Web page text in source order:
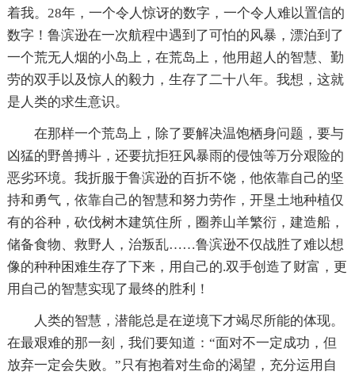
着我。28年，一个令人惊讶的数字，一个令人难以置信的
数字！鲁滨逊在一次航程中遇到了可怕的风暴，漂泊到了
一个荒无人烟的小岛上，在荒岛上，他用超人的智慧、勤
劳的双手以及惊人的毅力，生存了二十八年。我想，这就
是人类的求生意识。
在那样一个荒岛上，除了要解决温饱栖身问题，要与
凶猛的野兽搏斗，还要抗拒狂风暴雨的侵蚀等万分艰险的
恶劣环境。我折服于鲁滨逊的百折不饶，他依靠自己的坚
持和勇气，依靠自己的智慧和努力劳作，开垦土地种植仅
有的谷种，砍伐树木建筑住所，圈养山羊繁衍，建造船，
储备食物、救野人，治叛乱……鲁滨逊不仅战胜了难以想
像的种种困难生存了下来，用自己的.双手创造了财富，更
用自己的智慧实现了最终的胜利！
人类的智慧，潜能总是在逆境下才竭尽所能的体现。
在最艰难的那一刻，我们要知道：“面对不一定成功，但
放弃一定会失败。”只有抱着对生命的渴望，充分运用自